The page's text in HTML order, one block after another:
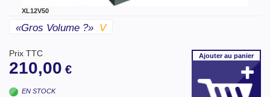
XL12V50
«gros Volume ?» V
Prix TTC
210,00 €
EN STOCK
Ajouterau panier